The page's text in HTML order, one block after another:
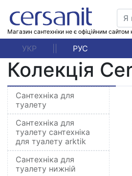
Магазин сантехніки не є офіційним сайтом
УКР РУС
Колекція
Сантехніка для
туалету
Сантехніка для
туалету сантехніка
для туалету arktik
Сантехніка для
туалету нижній